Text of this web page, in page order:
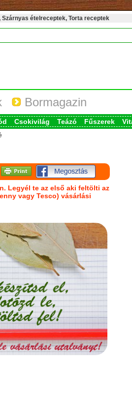
ételreceptek, Torta receptek
Bormagazin
Csokivilág Teázó Fűszerek
Legyél te az első aki feltölti az
vagy Tesco) vásárlási